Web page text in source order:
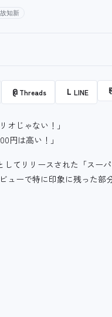
知新
@ Threads L LINE
オじゃない！」
円は高い！」
してリリースされた「スーパ
ューで特に印象に残った部